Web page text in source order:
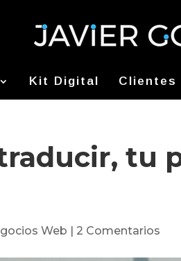
Kit Digital Clientes
tu
Web | 2 Comentarios